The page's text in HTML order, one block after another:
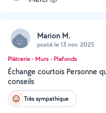
Marion M.
posté le 13 nov. 2025
Plâtrerie - Murs - Plafonds
Échange courtois Personne
conseils
Très sympathique